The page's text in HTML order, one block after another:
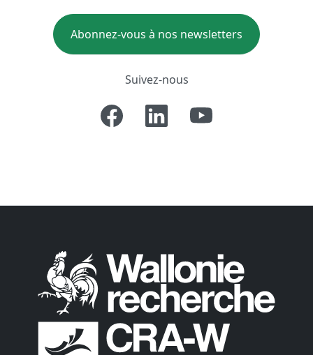
Abonnez-vous à nos newsletters
Suivez-nous